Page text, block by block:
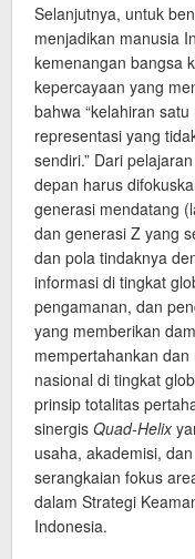
Selanjutnya, untuk
menjadikan manusia
kemenangan bangsa
kepercayaan yang
bahwa “kelahiran
representasi yang
sendiri.” Dari
depan harus
generasi mendatang
dan generasi Z yang
dan pola tindaknya
informasi di tingkat
pengamanan, dan
yang memberikan
mempertahankan
nasional di tingkat
prinsip totalitas
sinergis Quad-Helix
usaha, akademisi,
serangkaian fokus
dalam Strategi
Indonesia.